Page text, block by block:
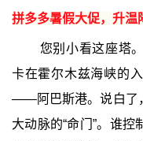
拼多多暑假大促，升
您别小看这座塔
卡在霍尔木兹海峡的
——阿巴斯港。说白了
大动脉的“命门”。谁